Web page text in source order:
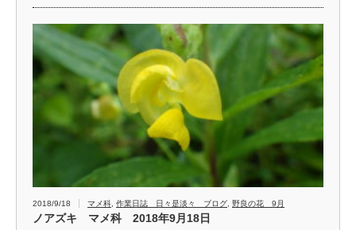
2018/9/18 マメ科 作業日誌 日々是淡々 ブログ 野良の花 9月
ノアズキ マメ科 2018年9月18日